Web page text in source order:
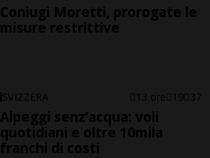
Coniugi Moretti, prorogate le
misure restrittive
SVIZZERA 13 ore 19 37
Alpeggi senz’acqua: voli
quotidiani e oltre 10mila
franchi di costi